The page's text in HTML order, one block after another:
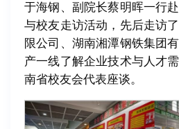
于海钢、副院长蔡明晖一行
与校友走访活动，先后走访
限公司、湖南湘潭钢铁集团
产一线了解企业技术与人才
南省校友会代表座谈。